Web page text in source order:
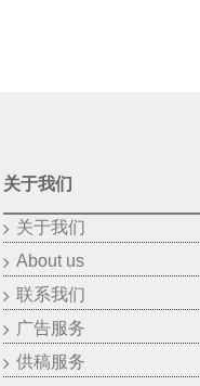
关于我们
关于我们
About us
联系我们
广告服务
供稿服务